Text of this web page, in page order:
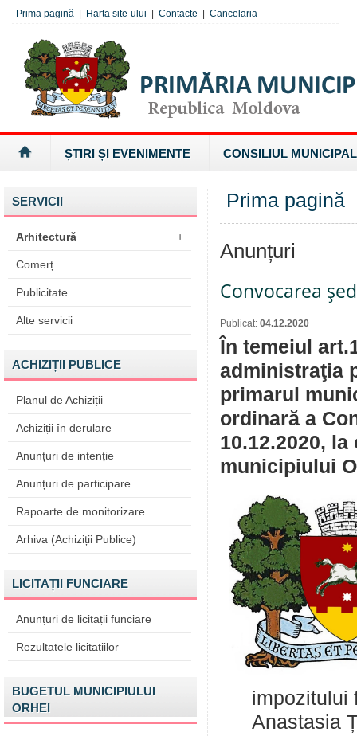
Prima pagină Harta site-ului Contacte Cancelaria
ȘTIRI ȘI EVENIMENTE CONSILIUL MUNICIPAL
SERVICII
Arhitectură +
Comerț
Publicitate
Alte servicii
ACHIZIȚII PUBLICE
Planul de Achiziții
Achiziții în derulare
Anunțuri de intenție
Anunțuri de participare
Rapoarte de monitorizare
Arhiva (Achiziții Publice)
LICITAȚII FUNCIARE
Anunțuri de licitații funciare
Rezultatele licitațiilor
BUGETUL MUNICIPIULUI
ORHEI
Prima pagină
Anunțuri
Convocarea
Publicat: 04.12.2020
În temeiul
administraţia
primarul
ordinară a
10.12.2020,
municipiului
Anastasia